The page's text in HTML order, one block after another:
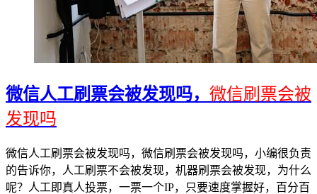
微信人工刷票会被发现吗， 微信刷票会被
发现吗
微信人工刷票会被发现吗，微信刷票会被发现吗，小编很负责
的告诉你，人工刷票不会被发现，机器刷票会被发现，为什么
呢？人工即真人投票，一票一个IP，只要速度掌握好，百分百